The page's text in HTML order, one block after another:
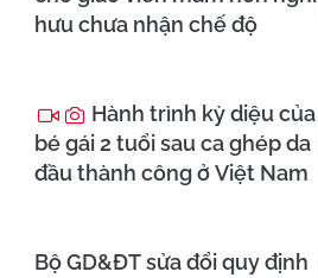
hưu chưa nhận chế độ
Hành trình kỳ diệu của
bé gái 2 tuổi sau ca ghép da
đầu thành công ở Việt Nam
Bộ GD&ĐT sửa đổi quy định